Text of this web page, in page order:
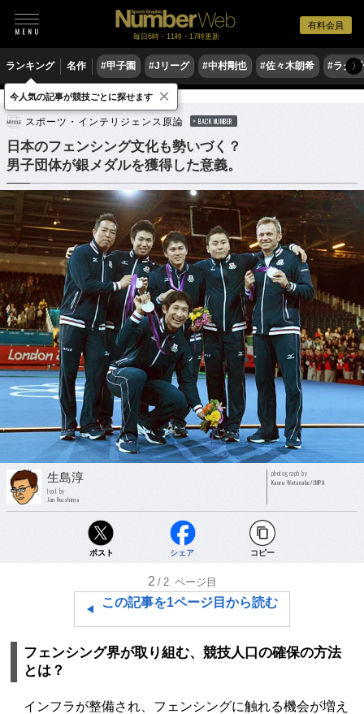
有料会員
毎日6時・11時・17時更新
ランキング 名作 #甲子園 #Jリーグ #中村剛也 #佐々木朗希 #ラグ〉
他競技 フェンシング
スポーツ・インテリジェンス原論 BACK NUMBER
日本のフェンシング文化も勢いづく？
男子団体が銀メダルを獲得した意義。
生島淳
text by
Jun Ikushima
photograph by
Kaoru Watanabe/JMPA
ポスト シェア コピー
2 /2 ページ目
この記事を1ページ目から読む
フェンシング界が取り組む、競技人口の確保の方法
とは？
インフラが整備され、フェンシングに触れる機会が増え
今人気の記事が競技ごとに探せます ×